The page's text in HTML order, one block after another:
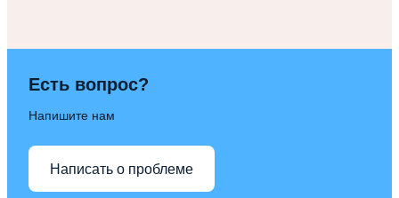
Есть вопрос?
Напишите нам
Написать о проблеме